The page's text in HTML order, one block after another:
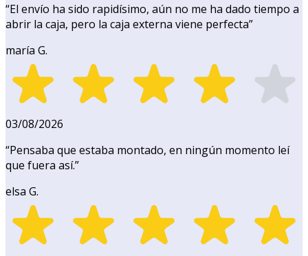
“El envío ha sido rapidísimo, aún no me ha dado tiempo a
abrir la caja, pero la caja externa viene perfecta”
maría G.
03/08/2026
“Pensaba que estaba montado, en ningún momento leí
que fuera así.”
elsa G.